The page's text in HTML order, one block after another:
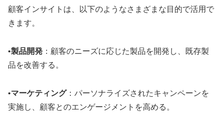
顧客インサイトは、以下のようなさまざまな目的で活用で
きます。
•製品開発 ：顧客のニーズに応じた製品を開発し、既存製
品を改善する 。
•マーケティング：パーソナライズされたキャンペーンを
実施し、顧客とのエンゲージメントを高める 。